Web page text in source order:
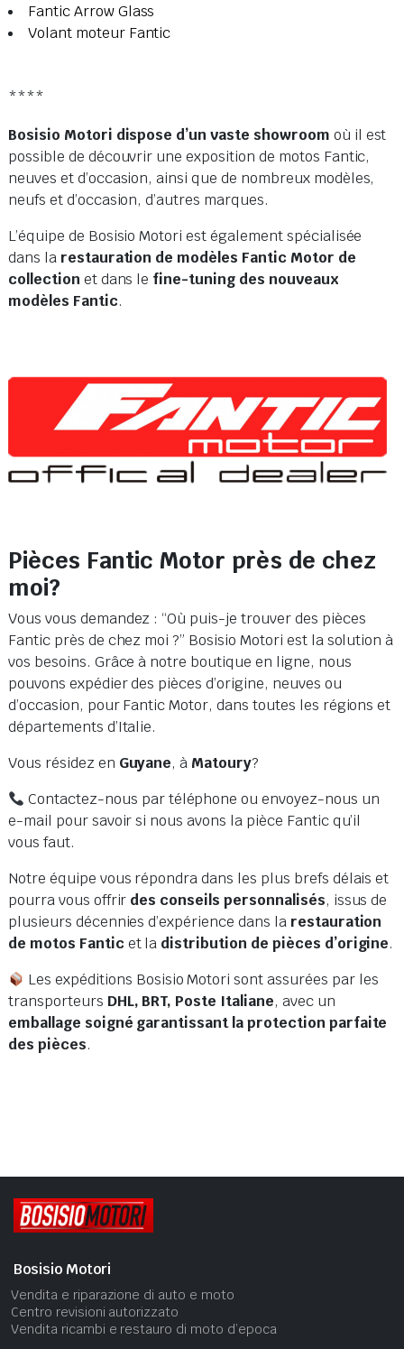
Fantic Arrow Glass
Volant moteur Fantic
****
Bosisio Motori dispose d’un vaste showroom où il est
possible de découvrir une exposition de motos Fantic,
neuves et d’occasion, ainsi que de nombreux modèles,
neufs et d’occasion, d’autres marques.
L’équipe de Bosisio Motori est également spécialisée
dans la restauration de modèles Fantic Motor de
collectionet dans le fine-tuning des nouveaux
modèles Fantic.
Pièces Fantic Motor près de chez
moi?
Vous vous demandez : “Où puis-je trouver des pièces
Fantic près de chez moi ?” Bosisio Motori est la solution à
vos besoins. Grâce à notre boutique en ligne, nous
pouvons expédier des pièces d’origine, neuves ou
d’occasion, pour Fantic Motor, dans toutes les régions et
départements d’Italie.
Vous résidez en Guyane, à Matoury?
Contactez-nous par téléphone ou envoyez-nous un
e-mail pour savoir si nous avons la pièce Fantic qu’il
vous faut.
Notre équipe vous répondra dans les plus brefs délais et
pourra vous offrir des conseils personnalisés, issus de
plusieurs décennies d’expérience dans la restauration
de motos Fantic et la distribution de pièces d’origine.
Les expéditions Bosisio Motori sont assurées par les
transporteurs DHL, BRT, Poste Italiane, avec un
emballage soigné garantissant la protection parfaite
des pièces.
Bosisio Motori
Vendita e riparazione di auto e moto
Centro revisioni autorizzato
Vendita ricambi e restauro di moto d’epoca